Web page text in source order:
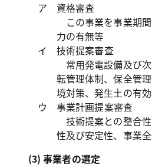
ア 資格審査
この事業を事業期
力の有無等
イ 技術提案審査
常用発電設備及び
転管理体制、保全管
境対策、発生土の有
ウ 事業計画提案審査
技術提案との整合
性及び安定性、事業
(3) 事業者の選定